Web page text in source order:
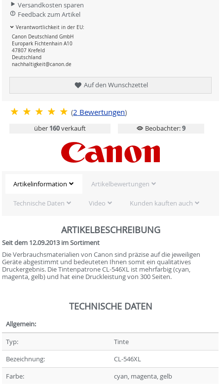
Versandkosten sparen
Feedback zum Artikel
Verantwortlichkeit in der EU:
Canon Deutschland GmbH
Europark Fichtenhain A10
47807 Krefeld
Deutschland
nachhaltigkeit@canon.de
Auf den Wunschzettel
(2 Bewertungen)
über 160verkauft Beobachter:9
Artikelinformation Artikelbewertungen
Technische Daten Video Kunden kauften auch
ARTIKELBESCHREIBUNG
Seit dem 12.09.2013 im Sortiment
Die Verbrauchsmaterialien von Canon sind präzise auf die jeweiligen
Geräte abgestimmt und bedeuteten Ihnen somit ein qualitatives
Druckergebnis. Die Tintenpatrone CL-546XL ist mehrfarbig (cyan,
magenta, gelb) und hat eine Druckleistung von 300 Seiten.
TECHNISCHE DATEN
Allgemein:
Typ:
Tinte
Bezeichnung:
CL-546XL
Farbe:
cyan, magenta, gelb